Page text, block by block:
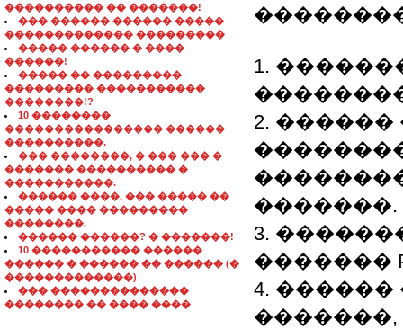
���������� �� �������!
��� ������ ������ �����
������������� ���������
����� ������ � ����
������!
����� �� ���������
��������� �����������
��������!?
10 ��������
���������������� ������
����������.
��� ��������, � ��� ��� �
������� ���������� �
�����������.
������ ����. ��� ����� ��
����� ���� ���������
��������.
������ ������? � �������!
10 ����������� ������
������ � ������ �� ������ (�
�������������)
��� ��������������
�������� �� ���� ����
1.
2.
�������.
3.
�������
4.